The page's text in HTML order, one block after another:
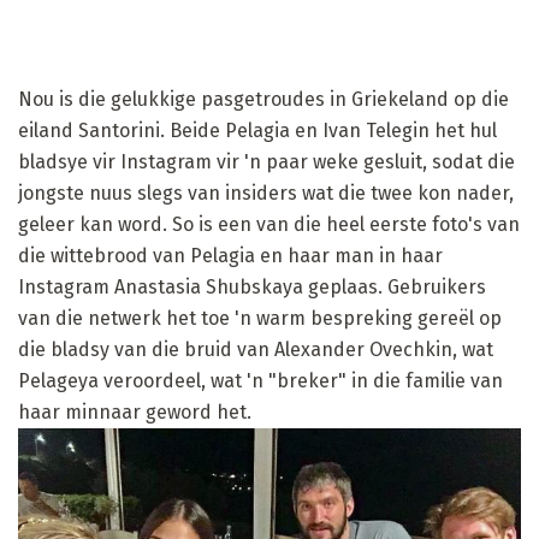
Nou is die gelukkige pasgetroudes in Griekeland op die
eiland Santorini. Beide Pelagia en Ivan Telegin het hul
bladsye vir Instagram vir 'n paar weke gesluit, sodat die
jongste nuus slegs van insiders wat die twee kon nader,
geleer kan word. So is een van die heel eerste foto's van
die wittebrood van Pelagia en haar man in haar
Instagram Anastasia Shubskaya geplaas. Gebruikers
van die netwerk het toe 'n warm bespreking gereël op
die bladsy van die bruid van Alexander Ovechkin, wat
Pelageya veroordeel, wat 'n "breker" in die familie van
haar minnaar geword het.